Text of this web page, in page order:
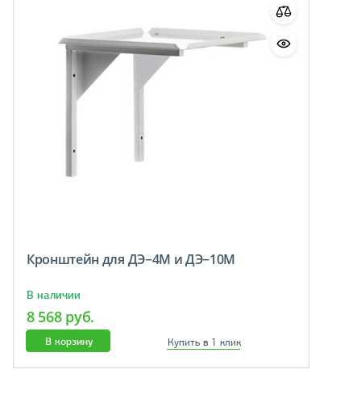
Кронштейн для ДЭ−4М и ДЭ−10М
В наличии
8 568 руб.
В корзину Купить в 1 клик